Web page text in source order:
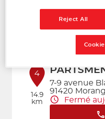
4
14.9
km
7-9 avenue
91420
Fermé
Reject All